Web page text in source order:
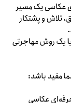
عکاسی یک مسیر
تلاش و پشتکار
یک روش مهاجرتی
مفید باشد:
عکاسی